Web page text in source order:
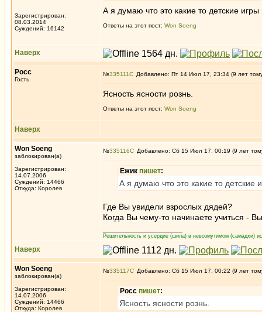
Зарегистрирован:
08.03.2014
Суждений: 16142
А я думаю что это какие то детские
Ответы на этот пост: Won Soeng
Наверх
Росс
Гость
№335111 Добавлено: Пт 14 Июл 17, 23:34 (9 лет
Ясность ясности рознь.
Ответы на этот пост: Won Soeng
Наверх
Won Soeng
заблокирован(а)
Зарегистрирован:
14.07.2006
Суждений: 14466
Откуда: Королев
№335116 Добавлено: Сб 15 Июл 17, 00:19 (9 лет
Ёжик пишет:
А я думаю что это какие то детские
Где Вы увидели взрослых дядей?
Когда Вы чему-то начинаете учиться -
Решительность и усердие (шила) в невозмутимом (самадхи)
Наверх
Won Soeng
заблокирован(а)
Зарегистрирован:
14.07.2006
Суждений: 14466
Откуда: Королев
№335117 Добавлено: Сб 15 Июл 17, 00:22 (9 лет
Росс пишет:
Ясность ясности рознь.